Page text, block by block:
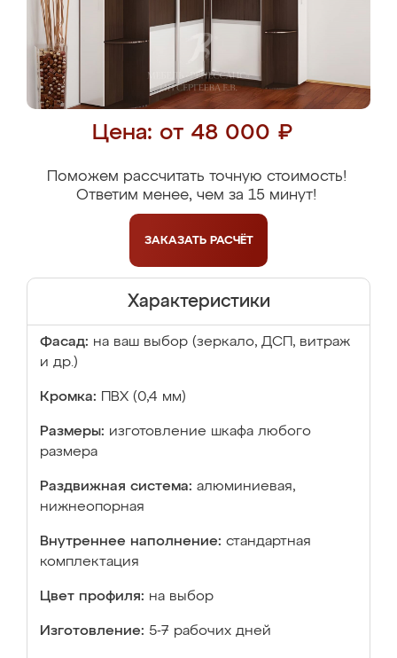
Цена: от 48 000 ₽
Поможем рассчитать точную стоимость!
Ответим менее, чем за 15 минут!
ЗАКАЗАТЬ РАСЧЁТ
Характеристики
Фасад: на ваш выбор (зеркало, ДСП, витраж
и др.)
Кромка: ПВХ (0,4 мм)
Размеры: изготовление шкафа любого
размера
Раздвижная система: алюминиевая,
нижнеопорная
Внутреннее наполнение: стандартная
комплектация
Цвет профиля: на выбор
Изготовление: 5-7 рабочих дней